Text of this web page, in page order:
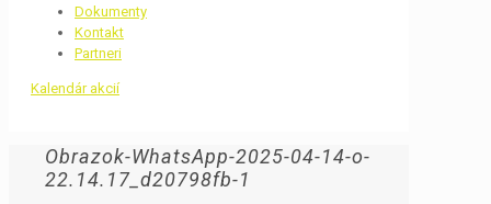
Dokumenty
Kontakt
Partneri
Kalendár akcií
Obrazok-WhatsApp-2025-04-14-o-
22.14.17_d20798fb-1